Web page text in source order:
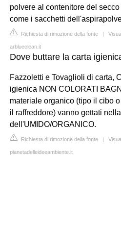
polvere al contenitore del
come i sacchetti
Richiesta di rimozione della fonte |
arblueclean.it
Dove buttare la carta
Fazzoletti e Tovaglioli di carta,
igienica NON COLORATI
materiale organico (tipo il cibo
il raffreddore) vanno gettati
dell'UMIDO/ORGANICO.
Richiesta di rimozione della fonte |
pianetadelleideeambiente.it